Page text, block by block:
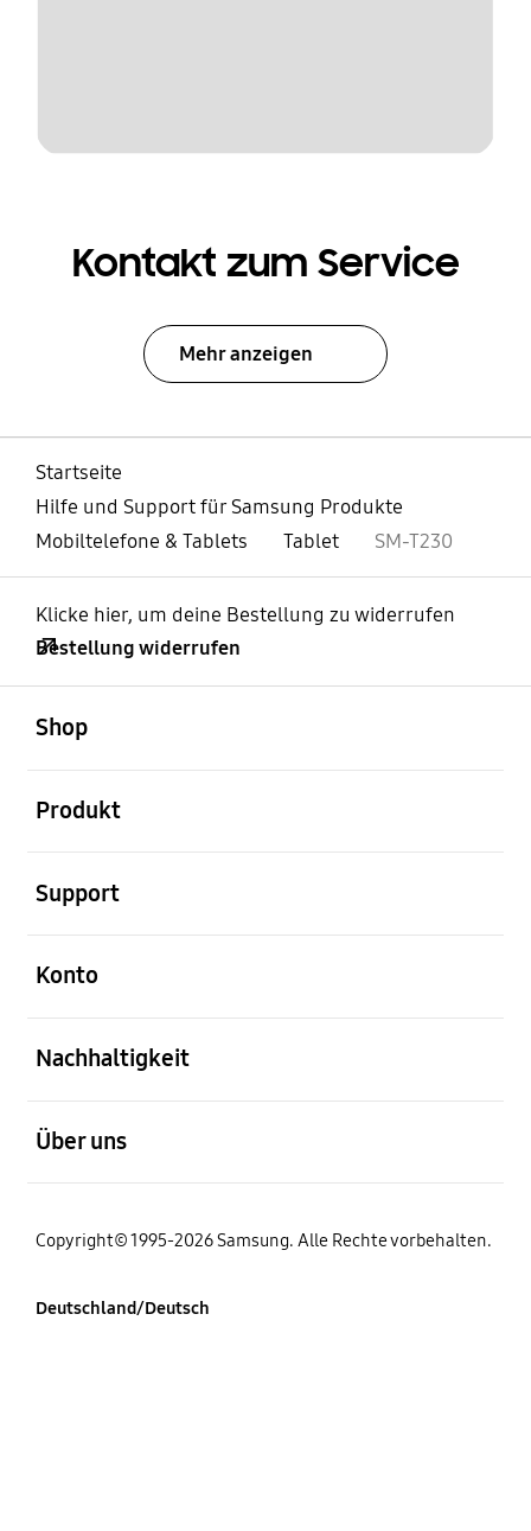
Kontakt zum Service
Mehr anzeigen
Startseite
Hilfe und Support für Samsung Produkte
Mobiltelefone & Tablets
Tablet SM-T230
Klicke hier, um deine Bestellung zu widerrufen
Bestellung widerrufen
Shop
Produkt
Support
Konto
Nachhaltigkeit
Über uns
Copyright© 1995-2026 Samsung. Alle Rechte vorbehalten.
Deutschland/Deutsch